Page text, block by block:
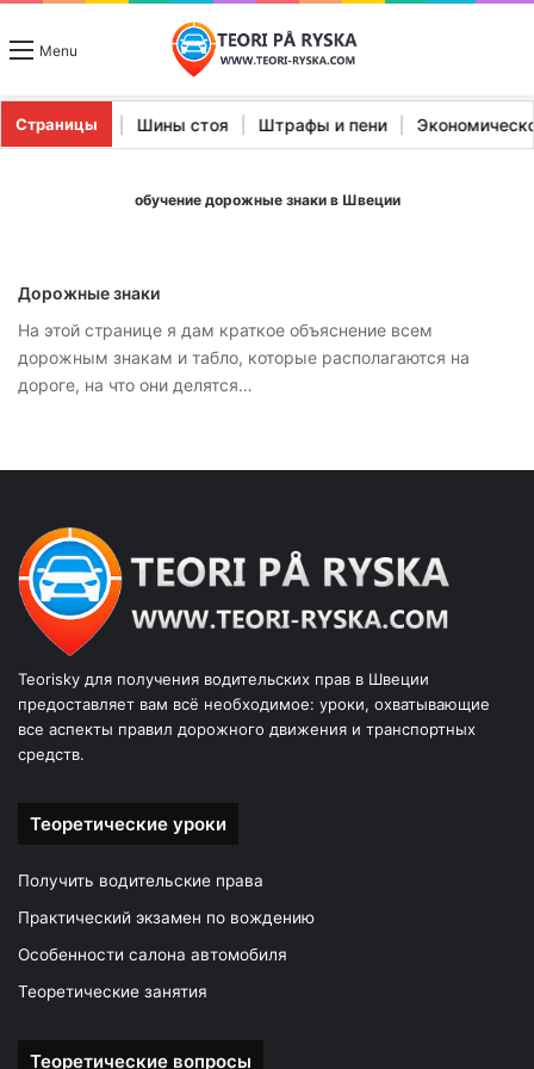
Menu
Страницы
Stopp Signal | Шины стоя | Штрафы и пени |
обучение дорожные знаки в Швеции
Дорожные знаки
На этой странице я дам краткое объяснение всем
дорожным знакам и табло, которые располагаются на
дороге, на что они делятся…
Teorisky для получения водительских прав в Швеции
предоставляет вам всё необходимое: уроки, охватывающие
все аспекты правил дорожного движения и транспортных
средств.
Теоретические уроки
Получить водительские права
Практический экзамен по вождению
Особенности салона автомобиля
Теоретические занятия
Теоретические вопросы